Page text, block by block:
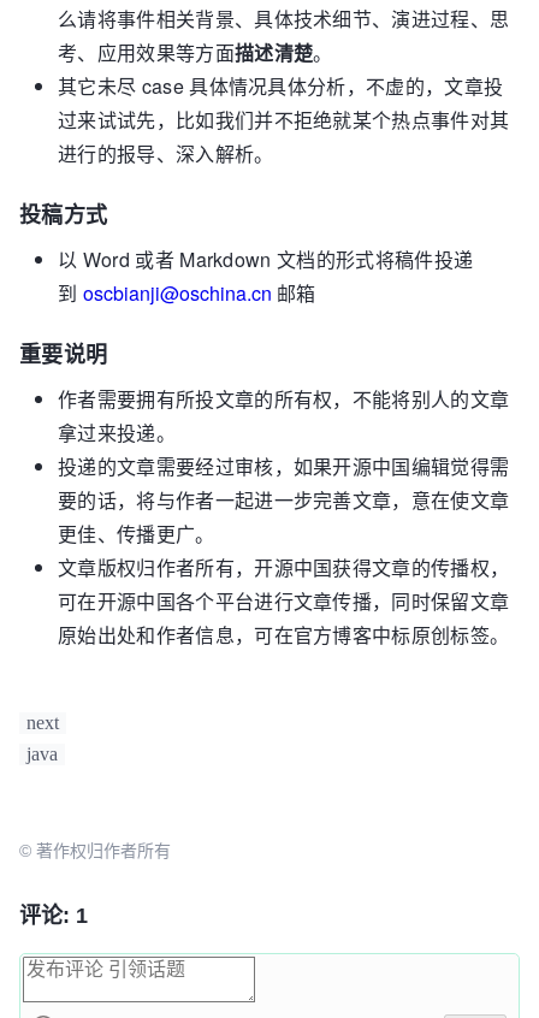
么请将事件相关背景、具体技术细节、演进过程、思
考、应用效果等方面描述清楚。
其它未尽 case 具体情况具体分析，不虚的，文章投
过来试试先，比如我们并不拒绝就某个热点事件对其
进行的报导、深入解析。
投稿方式
以 Word 或者 Markdown 文档的形式将稿件投递
到 oscbianji@oschina.cn 邮箱
重要说明
作者需要拥有所投文章的所有权，不能将别人的文章
拿过来投递。
投递的文章需要经过审核，如果开源中国编辑觉得需
要的话，将与作者一起进一步完善文章，意在使文章
更佳、传播更广。
文章版权归作者所有，开源中国获得文章的传播权，
可在开源中国各个平台进行文章传播，同时保留文章
原始出处和作者信息，可在官方博客中标原创标签。
next
java
© 著作权归作者所有
评论: 1